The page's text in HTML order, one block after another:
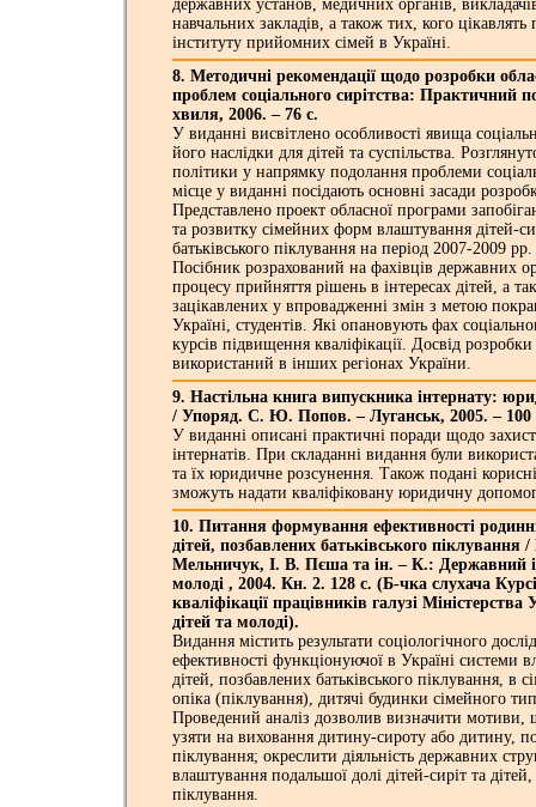
державних установ, медичних органів,
навчальних закладів, а також тих, кого
інституту прийомних сімей в Україні.
8. Методичні рекомендації щодо розробки
проблем соціального сирітства: Практичний
хвиля, 2006. – 76 с.
У виданні висвітлено особливості явища
його наслідки для дітей та суспільства.
політики у напрямку подолання проблеми
місце у виданні посідають основні засади
Представлено проект обласної програми
та розвитку сімейних форм влаштування дітей-
батьківського піклування на період 2007-2009
Посібник розрахований на фахівців державних
процесу прийняття рішень в інтересах дітей, а
зацікавлених у впровадженні змін з метою
Україні, студентів. Які опановують фах
курсів підвищення кваліфікації. Досвід
використаний в інших регіонах України.
9. Настільна книга випускника інтернату:
/ Упоряд. С. Ю. Попов. – Луганськ, 2005. – 100
У виданні описані практичні поради щодо
інтернатів. При складанні видання були
та їх юридичне розсунення. Також подані
зможуть надати кваліфіковану юридичну
10. Питання формування ефективності
дітей, позбавлених батьківського
Мельничук, І. В. Пєша та ін. – К.: Державний
молоді , 2004. Кн. 2. 128 с. (Б-чка слухача
кваліфікації працівників галузі Міністерства
дітей та молоді).
Видання містить результати соціологічного
ефективності функціонуючої в Україні системи
дітей, позбавлених батьківського піклування, в
опіка (піклування), дитячі будинки сімейного
Проведений аналіз дозволив визначити мотиви,
узяти на виховання дитину-сироту або дитину,
піклування; окреслити діяльність державних
влаштування подальшої долі дітей-сиріт та
піклування.